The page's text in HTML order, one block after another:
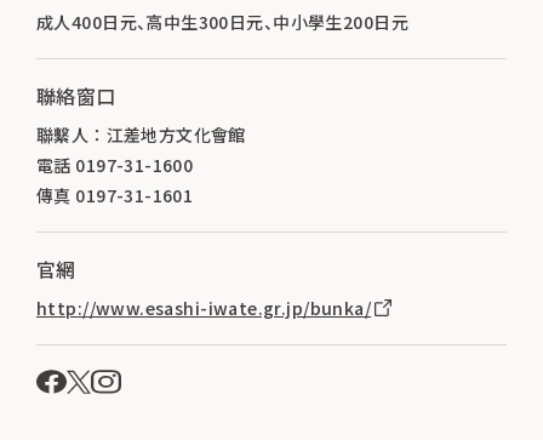
成人400日元、高中生300日元、中小學生200日元
聯絡窗口
聯繫人 ： 江差地方文化會館
電話 0197-31-1600
傳真 0197-31-1601
官網
http://www.esashi-iwate.gr.jp/bunka/